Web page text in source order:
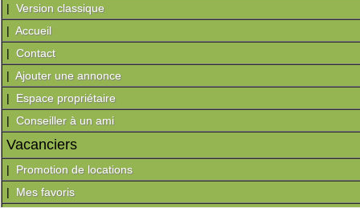
| Version classique
| Accueil
| Contact
| Ajouter une annonce
| Espace propriétaire
| Conseiller à un ami
Vacanciers
| Promotion de locations
| Mes favoris